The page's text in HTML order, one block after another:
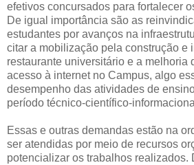
efetivos concursados para fortalecer
De igual importância são as
estudantes por avanços na
citar a mobilização pela construção e
restaurante universitário e a melhoria
acesso à internet no Campus, algo
desempenho das atividades de
período técnico-científico-
Essas e outras demandas estão na
ser atendidas por meio de recursos
potencializar os trabalhos realizados.